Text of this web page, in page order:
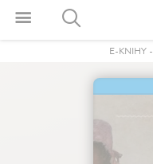
E-KNIHY-